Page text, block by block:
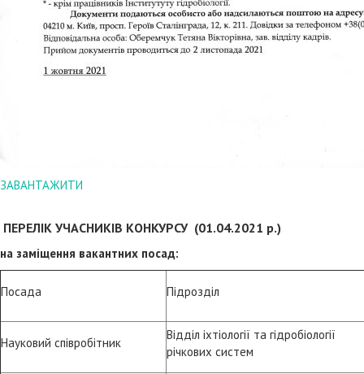
ЗАВАНТАЖИТИ
ПЕРЕЛІК УЧАСНИКІВ КОНКУРСУ (01.04.2021 р.)
на заміщення вакантних посад:
Посада Підрозділ
Науковий співробітник
Відділ іхтіології та гідробіології
річкових систем